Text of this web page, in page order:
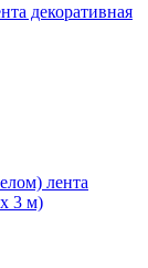
декоративная